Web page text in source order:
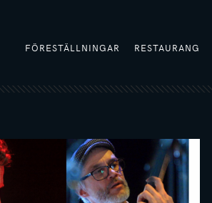
FÖRESTÄLLNINGAR RESTAURANG